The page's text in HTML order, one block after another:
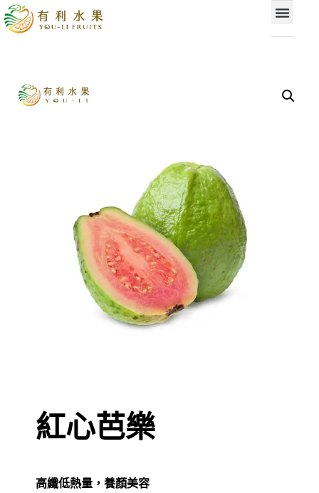
紅心芭樂
高纖低熱量，養顏美容